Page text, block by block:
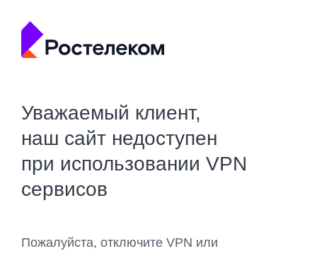
Уважаемый клиент,
наш сайт недоступен
при использовании VPN
сервисов
Пожалуйста, отключите VPN или